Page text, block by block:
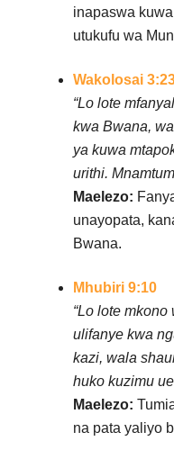
inapaswa
utukufu wa
Wakolosai
“Lo lote
kwa Bwana,
ya kuwa
urithi.
Maelezo:
unayopata,
Bwana.
Mhubiri 9:10
“Lo lote
ulifanye kwa
kazi, wala
huko kuzimu
Maelezo:
na pata yaliyo